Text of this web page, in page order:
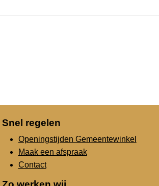
Snel regelen
Openingstijden Gemeentewinkel
Maak een afspraak
Contact